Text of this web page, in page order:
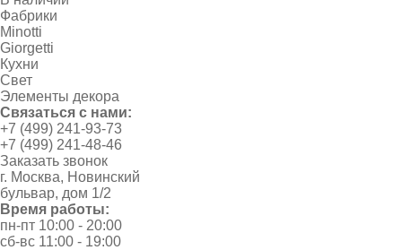
Фабрики
Minotti
Giorgetti
Кухни
Свет
Элементы декора
Связаться с нами:
+7 (499) 241-93-73
+7 (499) 241-48-46
Заказать звонок
г. Москва, Новинский
бульвар, дом 1/2
Время работы:
пн-пт 10:00 - 20:00
сб-вс 11:00 - 19:00